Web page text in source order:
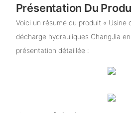
Présentation Du
Voici un résumé du produit « Usine
décharge hydrauliques ChangJia
présentation détaillée :